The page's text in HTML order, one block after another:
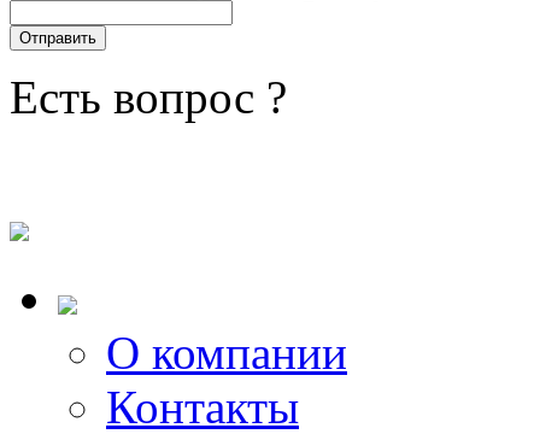
Есть вопрос ?
О компании
Контакты